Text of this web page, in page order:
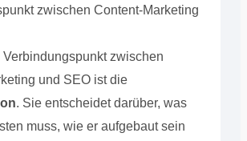
zwischen Content-Marketing
Verbindungspunkt zwischen
und SEO ist die
. Sie entscheidet darüber, was
muss, wie er aufgebaut sein